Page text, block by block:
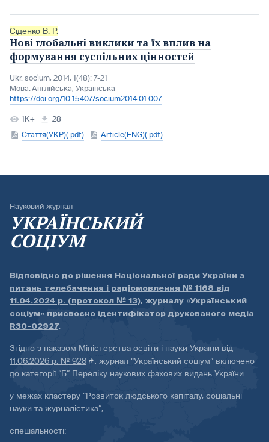
Сіденко В. Р.
Нові глобальні виклики та їх вплив на
формування суспільних цінностей
Ukr. socìum, 2014, 1(48): 7-21
Мова:Англійська, Українська
https://doi.org/10.15407/socium2014.01.007
1K+
28
Стаття(УКР)(.pdf)
Article(ENG)(.pdf)
Науковий журнал
УКРАЇНСЬКИЙ
СОЦІУМ
Відповідно до рішення Національної ради України з
питань телебачення і радіомовлення № 1168 від
11.04.2024 р. (протокол № 13), журналу «Український
соціум» присвоєно ідентифікатор друкованого медіа
R30-02927.
Згідно з наказом Міністерства освіти і науки України від
11.06.2026 р. № 928
, журнал “Український соціум” включено
до категорії “Б” Переліку наукових фахових видань України
у межах кластеру “Розвиток людського капіталу, соціальні
науки та журналістика”,
спеціальності: